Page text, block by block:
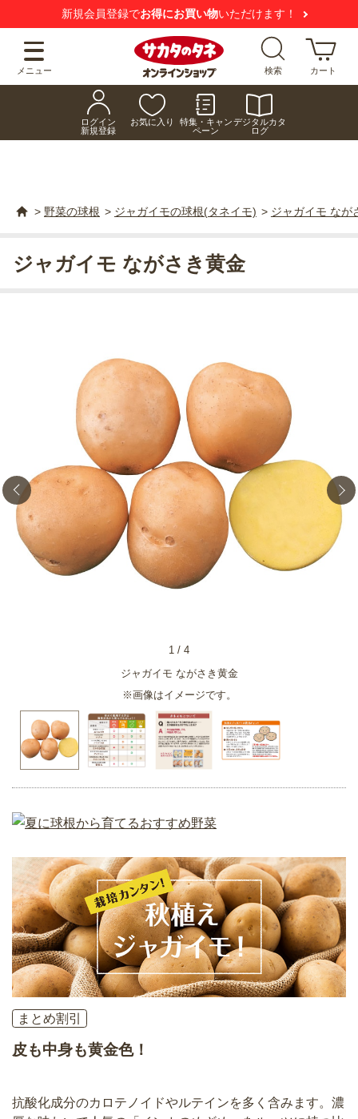
新規会員登録でお得にお買い物いただけます！
メニュー 検索 カート
ログイン
新規登録
お気に入り
特集・キャン
ペーン
デジタルカタ
ログ
> 野菜の球根 > ジャガイモの球根(タネイモ) > ジャガイモ なが
ジャガイモ ながさき黄金
※画像はイメージです。
1 / 4
ジャガイモ ながさき黄金
まとめ割引
皮も中身も黄金色！
抗酸化成分のカロテノイドやルテインを多く含みます。濃